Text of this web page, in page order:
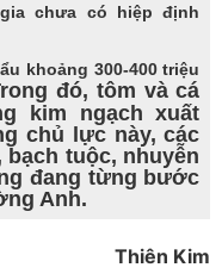
chưa có hiệp định
khoảng 300-400 triệu
đó, tôm và cá
kim ngạch xuất
chủ lực này, các
tuộc, nhuyễn
đang từng bước
Anh.
Thiên Kim